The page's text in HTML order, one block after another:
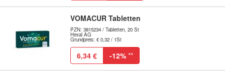
VOMACUR Tabletten
PZN: 3815234 / Tabletten, 20 St
Hexal AG
Grundpreis: € 0,32 / 1St
6,34 € -12% **